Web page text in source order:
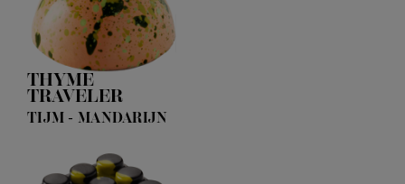
THYME
TRAVELER
TIJM - MANDARIJN